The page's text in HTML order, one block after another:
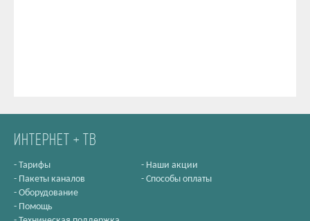
ИНТЕРНЕТ + ТВ
- Тарифы
- Пакеты каналов
- Оборудование
- Помощь
- Наши акции
- Способы оплаты